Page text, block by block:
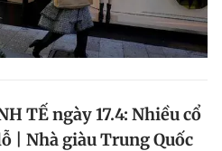
TẾ ngày 17.4: Nhiều cổ
| Nhà giàu Trung Quốc